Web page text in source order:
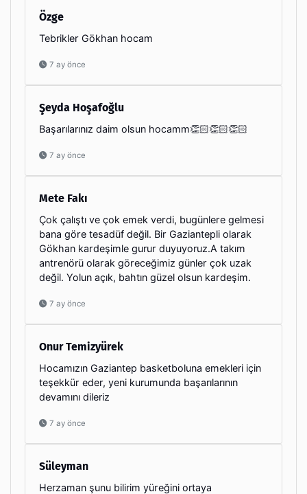
Özge
Tebrikler Gökhan hocam
7 ay önce
Şeyda Hoşafoğlu
Başarılarınız daim olsun hocamm👏🏻👏🏻👏🏻
7 ay önce
Mete Fakı
Çok çalıştı ve çok emek verdi, bugünlere gelmesi
bana göre tesadüf değil. Bir Gaziantepli olarak
Gökhan kardeşimle gurur duyuyoruz.A takım
antrenörü olarak göreceğimiz günler çok uzak
değil. Yolun açık, bahtın güzel olsun kardeşim.
7 ay önce
Onur Temizyürek
Hocamızın Gaziantep basketboluna emekleri için
teşekkür eder, yeni kurumunda başarılarının
devamını dileriz
7 ay önce
Süleyman
Herzaman şunu bilirim yüreğini ortaya